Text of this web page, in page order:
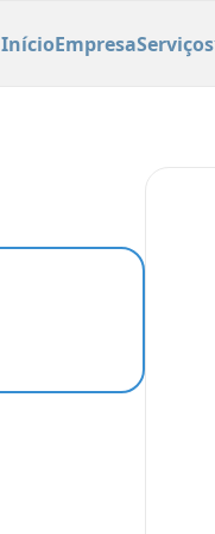
InícioEmpresaServiços